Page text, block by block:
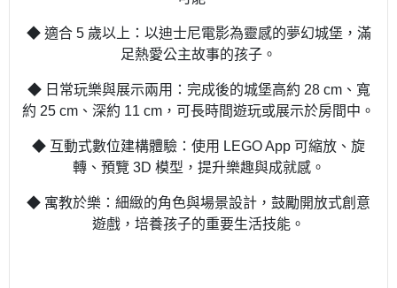
◆ 適合 5 歲以上：以迪士尼電影為靈感的夢幻城堡，滿
足熱愛公主故事的孩子。
◆ 日常玩樂與展示兩用：完成後的城堡高約 28 cm、寬
約 25 cm、深約 11 cm，可長時間遊玩或展示於房間中。
◆ 互動式數位建構體驗：使用 LEGO App 可縮放、旋
轉、預覽 3D 模型，提升樂趣與成就感。
◆ 寓教於樂：細緻的角色與場景設計，鼓勵開放式創意
遊戲，培養孩子的重要生活技能。